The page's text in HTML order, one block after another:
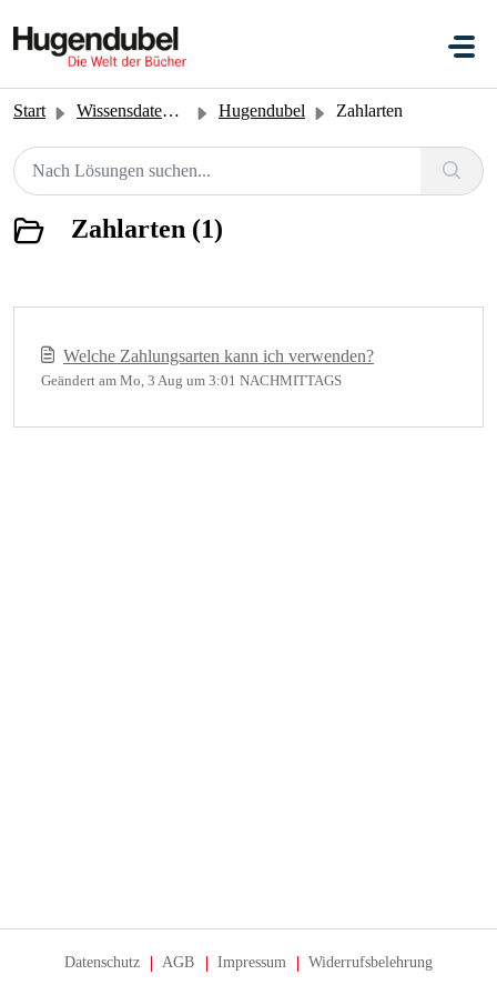
Start Wissensdatenbank Hugendubel Zahlarten
Zahlarten (1)
Welche Zahlungsarten kann ich verwenden?
Geändert am Mo, 3 Aug um 3:01 NACHMITTAGS
Datenschutz AGB Impressum Widerrufsbelehrung